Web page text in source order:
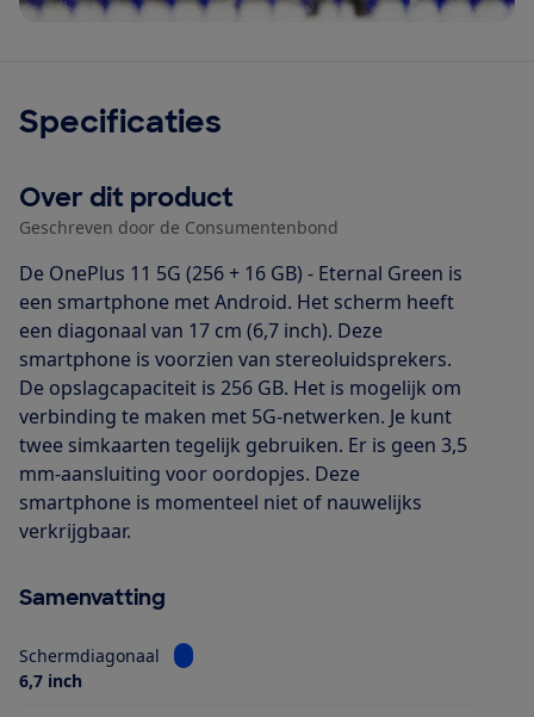
Specificaties
Over dit product
Geschreven door de Consumentenbond
De OnePlus 11 5G (256 + 16 GB) - Eternal Green is
een smartphone met Android. Het scherm heeft
een diagonaal van 17 cm (6,7 inch). Deze
smartphone is voorzien van stereoluidsprekers.
De opslagcapaciteit is 256 GB. Het is mogelijk om
verbinding te maken met 5G-netwerken. Je kunt
twee simkaarten tegelijk gebruiken. Er is geen 3,5
mm-aansluiting voor oordopjes. Deze
smartphone is momenteel niet of nauwelijks
verkrijgbaar.
Samenvatting
Schermdiagonaal
Bekijk informatie voor Schermdiagonaal
6,7 inch